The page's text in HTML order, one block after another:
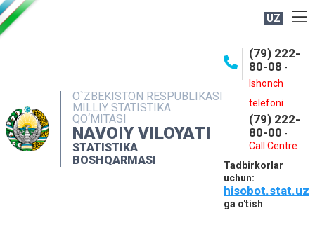
UZ
O`ZBEKISTON RESPUBLIKASI
MILLIY STATISTIKA
QO‘MITASI
NAVOIY VILOYATI
STATISTIKA
BOSHQARMASI
(79) 222-
80-08 -
Ishonch
telefoni
(79) 222-
80-00 -
Call Centre
Tadbirkorlar
uchun:
hisobot.stat.uz
ga o'tish
OCHIQ MA'LUMOTLAR
INTERAKTIV XIZMATLAR
MUROJAATLAR